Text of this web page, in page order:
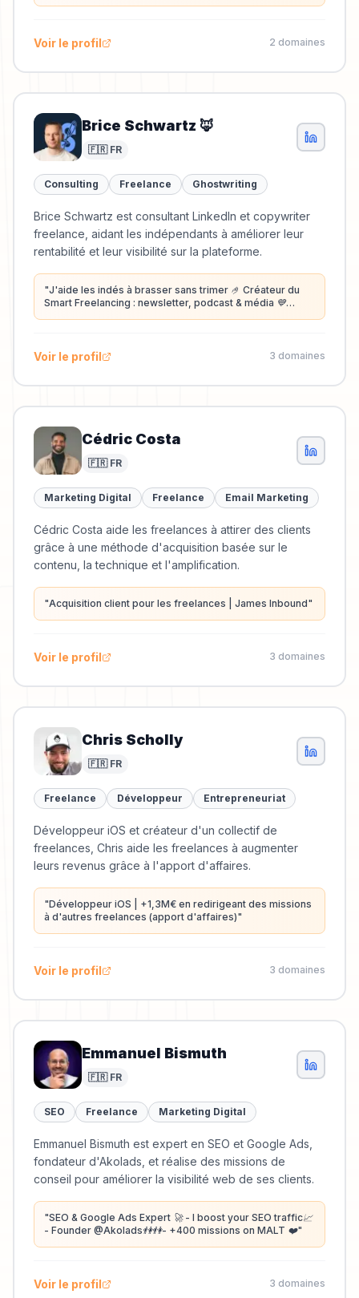
Voir le profil 2 domaines
Brice Schwartz 🦊
🇫🇷 FR
Consulting Freelance Ghostwriting
Brice Schwartz est consultant LinkedIn et copywriter
freelance, aidant les indépendants à améliorer leur
rentabilité et leur visibilité sur la plateforme.
"J'aide les indés à brasser sans trimer 🤌 Créateur du
Smart Freelancing : newsletter, podcast & média 💙
Voir le profil 3 domaines
Cédric Costa
🇫🇷 FR
Marketing Digital Freelance Email Marketing
Cédric Costa aide les freelances à attirer des clients
grâce à une méthode d'acquisition basée sur le
contenu, la technique et l'amplification.
"Acquisition client pour les freelances | James Inbound"
Voir le profil 3 domaines
Chris Scholly
🇫🇷 FR
Freelance Développeur Entrepreneuriat
Développeur iOS et créateur d'un collectif de
freelances, Chris aide les freelances à augmenter
leurs revenus grâce à l'apport d'affaires.
"Développeur iOS | +1,3M€ en redirigeant des missions
à d'autres freelances (apport d'affaires)"
Voir le profil 3 domaines
Emmanuel Bismuth
🇫🇷 FR
SEO Freelance Marketing Digital
Emmanuel Bismuth est expert en SEO et Google Ads,
fondateur d'Akolads, et réalise des missions de
conseil pour améliorer la visibilité web de ses clients.
"SEO & Google Ads Expert 🚀 - I boost your SEO traffic📈
- Founder @Akolads👫👫- +400 missions on MALT ❤️"
Voir le profil 3 domaines